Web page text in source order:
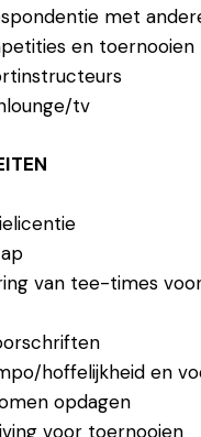
met
en toernooien
tv
van tee-times
hoffelijkheid en
opdagen
voor toernooien